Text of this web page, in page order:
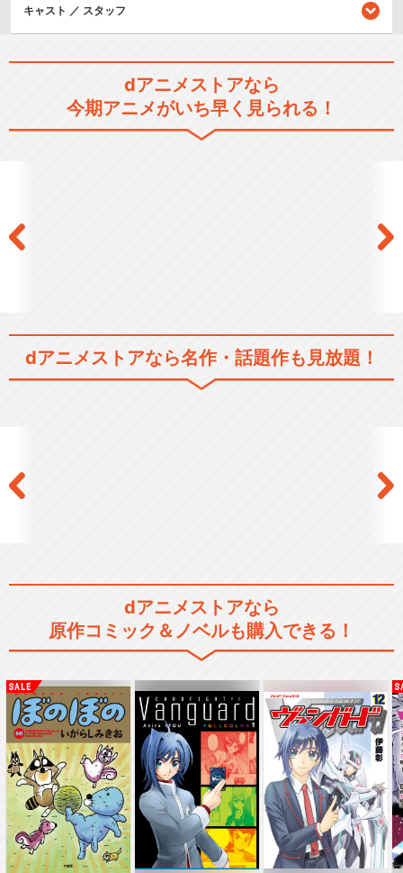
キャスト ／ スタッフ
dアニメストアなら
今期アニメがいち早く見られる！
dアニメストアなら名作・話題作も見放題！
dアニメストアなら
原作コミック＆ノベルも購入できる！